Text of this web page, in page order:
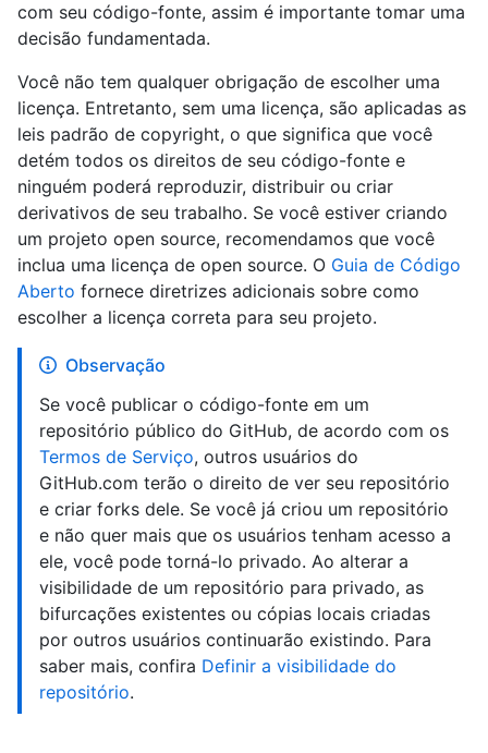
com seu código-fonte, assim é importante tomar uma
decisão fundamentada.
Você não tem qualquer obrigação de escolher uma
licença. Entretanto, sem uma licença, são aplicadas as
leis padrão de copyright, o que significa que você
detém todos os direitos de seu código-fonte e
ninguém poderá reproduzir, distribuir ou criar
derivativos de seu trabalho. Se você estiver criando
um projeto open source, recomendamos que você
inclua uma licença de open source. O Guia de Código
Aberto fornece diretrizes adicionais sobre como
escolher a licença correta para seu projeto.
Observação
Se você publicar o código-fonte em um
repositório público do GitHub, de acordo com os
Termos de Serviço, outros usuários do
GitHub.com terão o direito de ver seu repositório
e criar forks dele. Se você já criou um repositório
e não quer mais que os usuários tenham acesso a
ele, você pode torná-lo privado. Ao alterar a
visibilidade de um repositório para privado, as
bifurcações existentes ou cópias locais criadas
por outros usuários continuarão existindo. Para
saber mais, confira Definir a visibilidade do
repositório.